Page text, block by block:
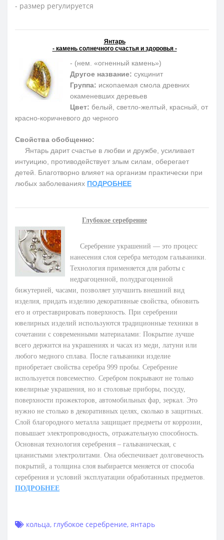
- размер регулируется
Янтарь
- камень солнечного счастья и здоровья -
- (нем. «огненный камень»)
Другое название: сукцинит
Группа: ископаемая смола древних
окаменевших деревьев
Цвет: белый, светло-желтый, красный, от
красно-коричневого до черного
Свойства обобщенно:
Янтарь дарит счастье в любви и дружбе, усиливает
интуицию, противодействует злым силам, оберегает
детей. Благотворно влияет на организм практически при
любых заболеваниях ПОДРОБНЕЕ
Глубокое серебрение
Серебрение украшений — это процесс
нанесения слоя серебра методом гальваники.
Технология применяется для работы с
недрагоценной, полудрагоценной
бижутерией, часами, позволяет улучшить внешний вид
изделия, придать изделию декоративные свойства, обновить
его и отреставрировать поверхность. При серебрении
ювелирных изделий используются традиционные техники в
сочетании с современными материалами: Покрытие лучше
всего держится на украшениях и часах из меди, латуни или
любого медного сплава. После гальваники изделие
приобретает свойства серебра 999 пробы. Серебрение
используется повсеместно. Серебром покрывают не только
ювелирные украшения, но и столовые приборы, посуду,
поверхности прожекторов, автомобильных фар, зеркал. Это
нужно не столько в декоративных целях, сколько в защитных.
Слой благородного металла защищает предметы от коррозии,
повышает электропроводность, отражательную способность.
Основная технология серебрения – гальваническая, с
цианистыми электролитами. Она обеспечивает долговечность
покрытий, а толщина слоя выбирается меняется от способа
серебрения и условий эксплуатации обработанных предметов.
ПОДРОБНЕЕ
кольца, глубокое серебрение, янтарь